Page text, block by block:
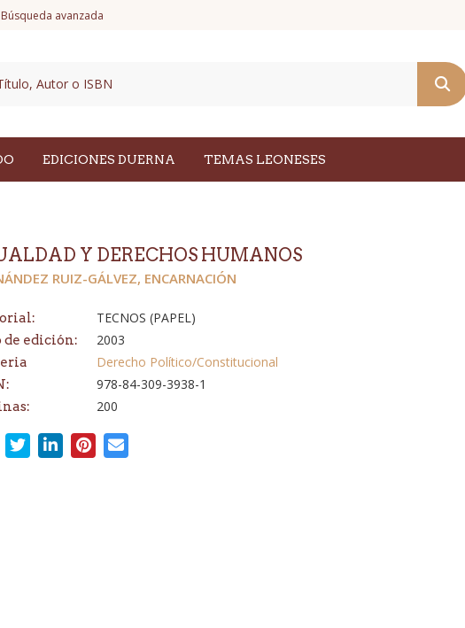
Búsqueda avanzada
EDICIONES DUERNA TEMAS LEONESES
Y DERECHOS HUMANOS
RUIZ-GÁLVEZ, ENCARNACIÓN
TECNOS (PAPEL)
de edición: 2003
Derecho Político/Constitucional
978-84-309-3938-1
200